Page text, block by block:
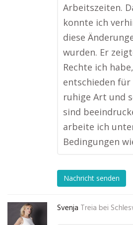
Arbeitszeiten.
konnte ich
diese
wurden. Er
Rechte ich
entschieden für
ruhige Art und
sind
arbeite ich
Bedingungen
Nachricht senden
Svenja Treia bei